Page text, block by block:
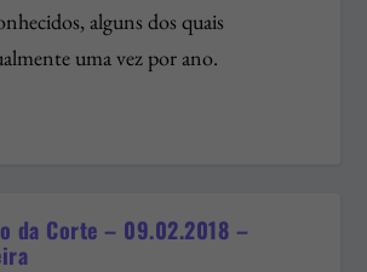
alguns dos quais
uma vez por ano.
da Corte – 09.02.2018 –